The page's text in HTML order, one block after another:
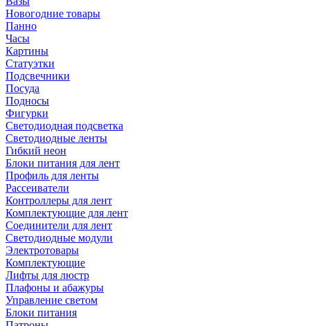
Новогодние товары
Панно
Часы
Картины
Статуэтки
Подсвечники
Посуда
Подносы
Фигурки
Светодиодная подсветка
Светодиодные ленты
Гибкий неон
Блоки питания для лент
Профиль для ленты
Рассеиватели
Контроллеры для лент
Комплектующие для лент
Соединители для лент
Светодиодные модули
Электротовары
Комплектующие
Лифты для люстр
Плафоны и абажуры
Управление светом
Блоки питания